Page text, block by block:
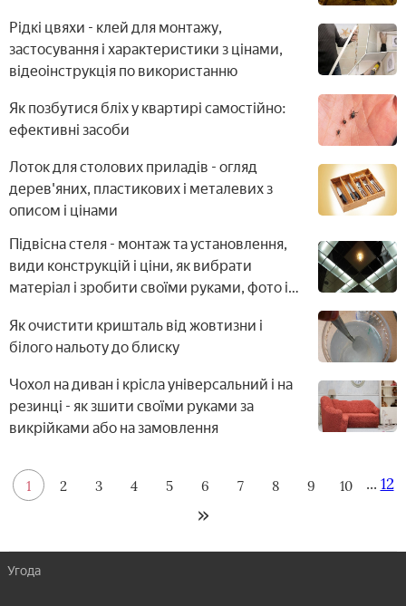
Рідкі цвяхи - клей для монтажу,
застосування і характеристики з цінами,
відеоінструкція по використанню
Як позбутися бліх у квартирі самостійно:
ефективні засоби
Лоток для столових приладів - огляд
дерев'яних, пластикових і металевих з
описом і цінами
Підвісна стеля - монтаж та установлення,
види конструкцій і ціни, як вибрати
матеріал і зробити своїми руками, фото і
Як очистити кришталь від жовтизни і
білого нальоту до блиску
Чохол на диван і крісла універсальний і на
резинці - як зшити своїми руками за
викрійками або на замовлення
1 2 3 4 5 6 7 8 9 10 ... 12
Угода